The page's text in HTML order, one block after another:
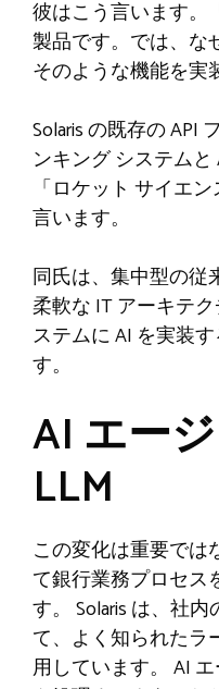
彼はこう言います。
製品です。では、な
そのような機能を実
Solaris の既存の API
ンキング システムと
「ロケット サイエ
言います。
同氏は、集中型の従
柔軟な IT アーキテ
ステムに AI を実装
す。
AI エー
LLM
この変化は重要では
て銀行業務プロセス
す。 Solaris は、社
て、よく知られたラ
用しています。 AI